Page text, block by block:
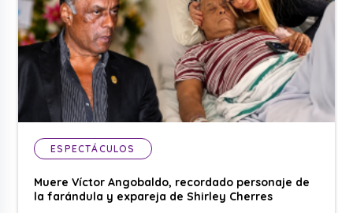
ESPECTÁCULOS
Muere Víctor Angobaldo, recordado personaje de
la farándula y expareja de Shirley Cherres